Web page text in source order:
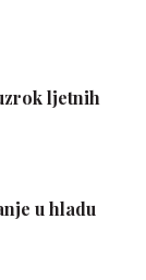
ljetnih
u hladu